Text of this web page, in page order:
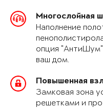
Многослойная
Наполнение
опция
ваш дом.
Повышенная
Замковая зона
решетками и